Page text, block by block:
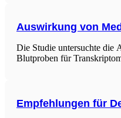
Auswirkung von
Die Studie untersuchte die
Blutproben für
Empfehlungen für